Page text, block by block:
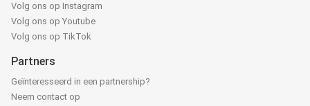
Volg ons op Instagram
Volg ons op Youtube
Volg ons op TikTok
Partners
Geïnteresseerd in een partnership?
Neem contact op